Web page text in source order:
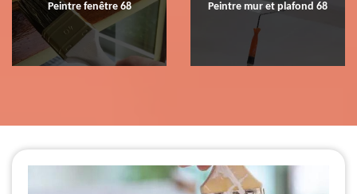
Peintre fenêtre 68 Peintre mur et plafond 68